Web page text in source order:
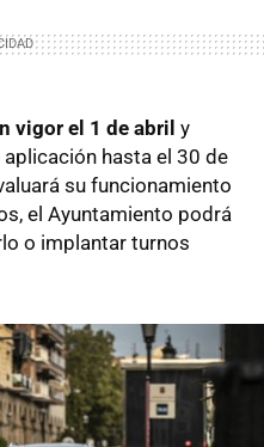
vigor el 1 de abril y
hasta el 30 de
su funcionamiento
el Ayuntamiento podrá
o implantar turnos